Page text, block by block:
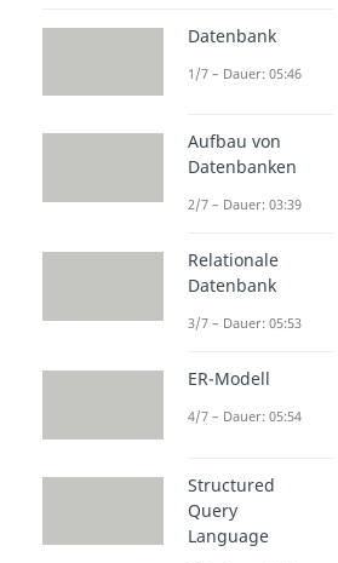
Bereichen des
als beim
Element
sich allerdings
ein Panel als
die gewünschten
platziert.
Um die
hinzufügen zu
erst noch den
damit er für das
geeignet ist.
Datenbank
1/7 – Dauer: 05:46
Aufbau von
Datenbanken
2/7 – Dauer: 03:39
Relationale
Datenbank
3/7 – Dauer: 05:53
ER-Modell
4/7 – Dauer: 05:54
Structured
Query
Language